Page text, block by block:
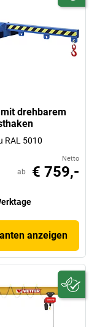
drehbarem
RAL 5010
Netto
ab € 759,-
anzeigen